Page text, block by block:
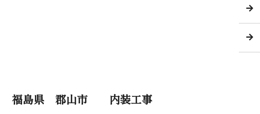
福島県 郡山市 内装工事